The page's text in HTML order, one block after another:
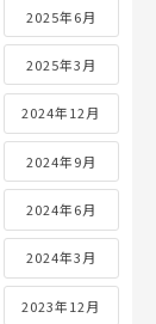
2025年6月
2025年3月
2024年12月
2024年9月
2024年6月
2024年3月
2023年12月